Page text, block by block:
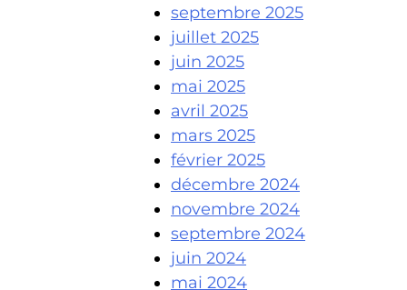
septembre 2025
juillet 2025
juin 2025
mai 2025
avril 2025
mars 2025
février 2025
décembre 2024
novembre 2024
septembre 2024
juin 2024
mai 2024